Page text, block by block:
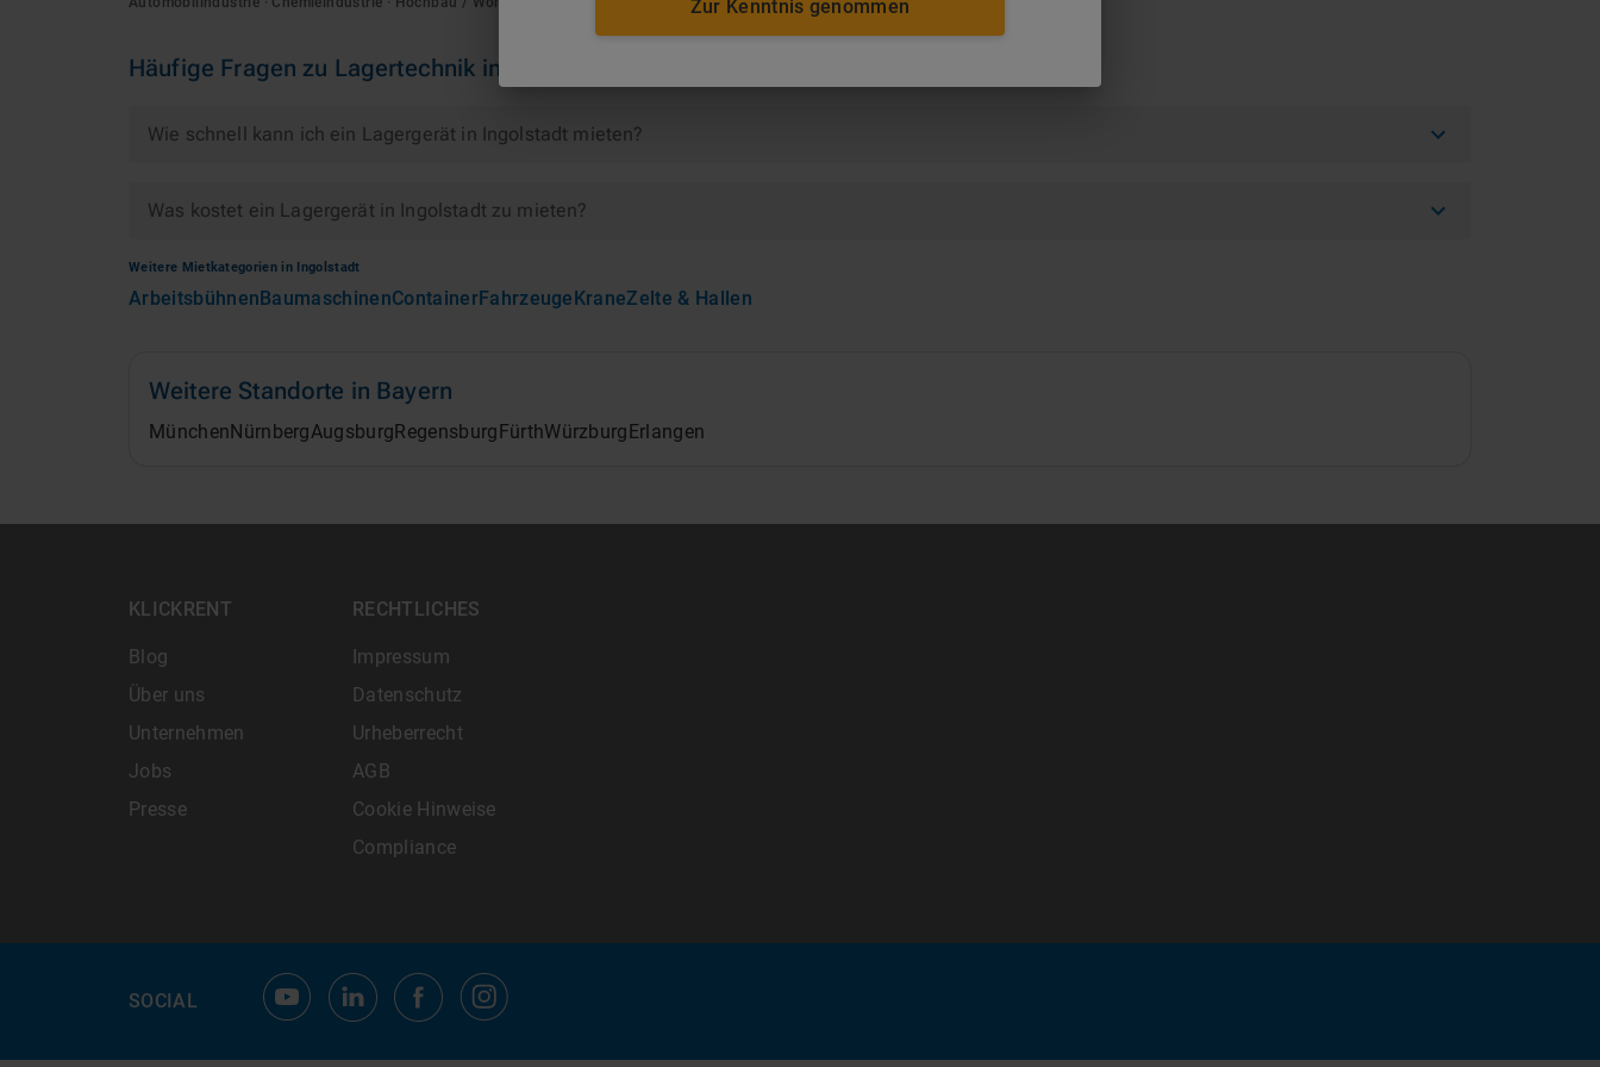
Häufige Fragen zu Lagertechnik in
Wie schnell kann ich ein Lagergerät in Ingolstadt mieten?
Was kostet ein Lagergerät in Ingolstadt zu mieten?
Weitere Mietkategorien in Ingolstadt
ArbeitsbühnenBaumaschinenContainerFahrzeugeKraneZelte & Hallen
Weitere Standorte in Bayern
MünchenNürnbergAugsburgRegensburgFürthWürzburgErlangen
KLICKRENT
Blog
Über uns
Unternehmen
Jobs
Presse
RECHTLICHES
Impressum
Datenschutz
Urheberrecht
AGB
Cookie Hinweise
Compliance
SOCIAL
Zur Kenntnis genommen